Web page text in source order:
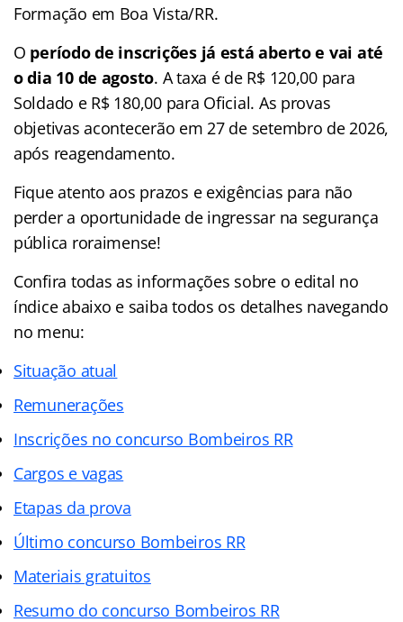
Formação em Boa Vista/RR.
O período de inscrições já está aberto e vai até
o dia 10 de agosto. A taxa é de R$ 120,00 para
Soldado e R$ 180,00 para Oficial. As provas
objetivas acontecerão em 27 de setembro de 2026,
após reagendamento.
Fique atento aos prazos e exigências para não
perder a oportunidade de ingressar na segurança
pública roraimense!
Confira todas as informações sobre o edital no
índice abaixo e saiba todos os detalhes navegando
no menu:
Situação atual
Remunerações
Inscrições no concurso Bombeiros RR
Cargos e vagas
Etapas da prova
Último concurso Bombeiros RR
Materiais gratuitos
Resumo do concurso Bombeiros RR